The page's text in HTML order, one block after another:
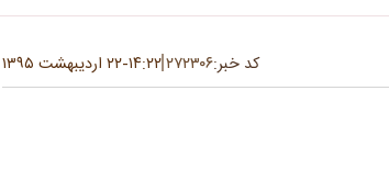
کد خبر:۲۷۲۳۰۶۱۴:۲۲-۲۲ اردیبهشت ۱۳۹۵